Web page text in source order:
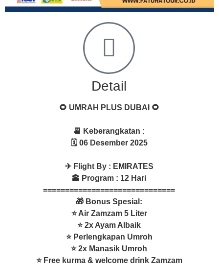
Detail
🌻 UMRAH PLUS DUBAI 🌻
📆 Keberangkatan :
🗓 06 Desember 2025
✈ Flight By : EMIRATES
🕋 Program : 12 Hari
==============================
🎁 Bonus Spesial:
⭐ Air Zamzam 5 Liter
⭐ 2x Ayam Albaik
⭐ Perlengkapan Umroh
⭐ 2x Manasik Umroh
⭐ Free kurma & welcome drink Zamzam